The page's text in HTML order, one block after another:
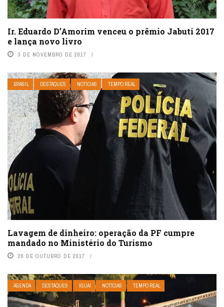
Ir. Eduardo D’Amorim venceu o prêmio Jabuti 2017
e lança novo livro
3 DE NOVEMBRO DE 2017
BRASIL DESTAQUES NOTÍCIAS TEMPO REAL
Lavagem de dinheiro: operação da PF cumpre
mandado no Ministério do Turismo
26 DE OUTUBRO DE 2017
AGENDA DESTAQUES IGUAÍ NOTÍCIAS TEMPO REAL